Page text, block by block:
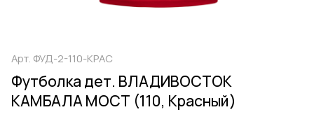
Арт. ФУД-2-110-КРАС
Футболка дет. ВЛАДИВОСТОК
КАМБАЛА МОСТ (110, Красный)